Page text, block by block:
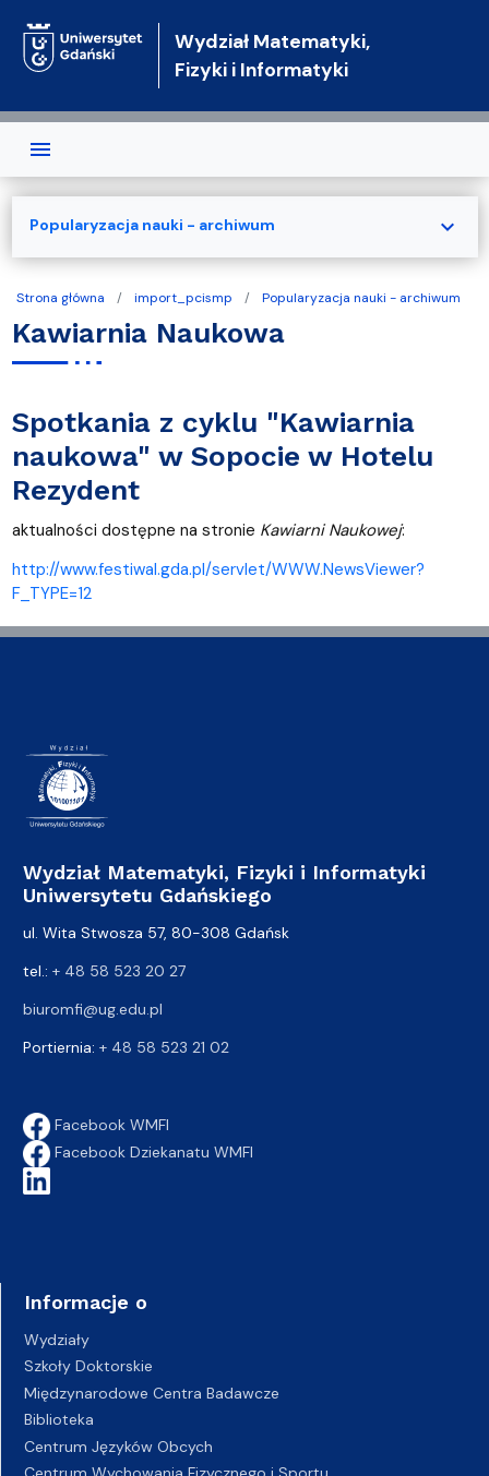
Wydział Matematyki,
Fizyki i Informatyki
Strona główna import_pcismp Popularyzacja nauki - archiwum
Kawiarnia Naukowa
Spotkania z cyklu "Kawiarnia
naukowa" w Sopocie w Hotelu
Rezydent
aktualności dostępne na stronie Kawiarni Naukowej:
http://www.festiwal.gda.pl/servlet/WWW.NewsViewer?
F_TYPE=12
Popularyzacja nauki - archiwum expand_more
Wydział Matematyki, Fizyki i Informatyki
Uniwersytetu Gdańskiego
ul. Wita Stwosza 57, 80-308 Gdańsk
tel.: + 48 58 523 20 27
biuromfi@ug.edu.pl
Portiernia: + 48 58 523 21 02
Facebook WMFI
Facebook Dziekanatu WMFI
Informacje o
Wydziały
Szkoły Doktorskie
Międzynarodowe Centra Badawcze
Biblioteka
Centrum Języków Obcych